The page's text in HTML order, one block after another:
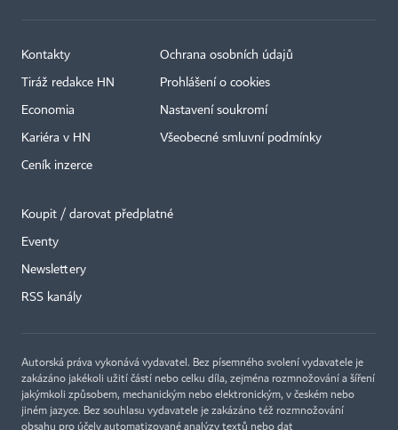
Kontakty
Tiráž redakce HN
Economia
Kariéra v HN
Ceník inzerce
Ochrana osobních údajů
Prohlášení o cookies
Nastavení soukromí
Všeobecné smluvní podmínky
Koupit / darovat předplatné
Eventy
Newslettery
RSS kanály
Autorská práva vykonává vydavatel. Bez písemného svolení vydavatele je
zakázáno jakékoli užití částí nebo celku díla, zejména rozmnožování a šíření
jakýmkoli způsobem, mechanickým nebo elektronickým, v českém nebo
jiném jazyce. Bez souhlasu vydavatele je zakázáno též rozmnožování
obsahu pro účely automatizované analýzy textů nebo dat